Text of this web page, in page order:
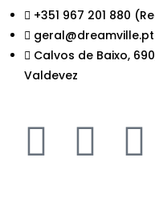
+351 967 201 880
geral@dreamville.pt
Calvos de Baixo,
Valdevez